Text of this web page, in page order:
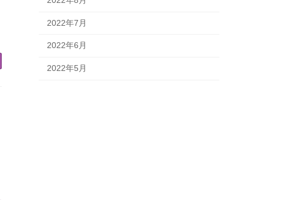
2022年7月
2022年6月
2022年5月